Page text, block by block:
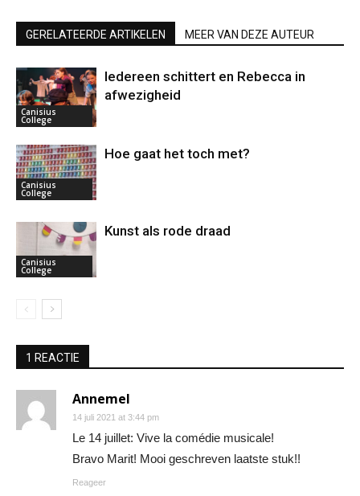
GERELATEERDE ARTIKELEN MEER VAN DEZE AUTEUR
Canisius
College
Iedereen schittert en Rebecca in
afwezigheid
Canisius
College
Hoe gaat het toch met?
Canisius
College
Kunst als rode draad
1 REACTIE
Annemel
14 juli 2021 at 3:44 pm
Le 14 juillet: Vive la comédie musicale!
Bravo Marit! Mooi geschreven laatste stuk!!
Reageer